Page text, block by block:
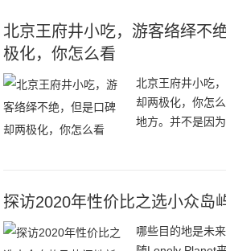
北京王府井小吃，游客络绎不
极化，你怎么看
北京王府井小吃
却两极化，你怎
地方。并不是因
北京具有诸多的
探访2020年性价比之选小众岛
哪些目的地是未